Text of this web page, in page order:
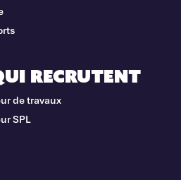
recrutent
de travaux
SPL